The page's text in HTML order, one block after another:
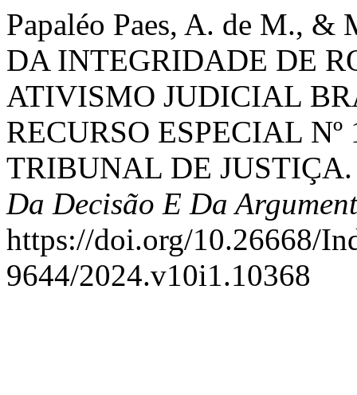
Papaléo Paes, A. de M., &
DA INTEGRIDADE DE
ATIVISMO JUDICIAL
RECURSO ESPECIAL
TRIBUNAL DE
Da Decisão E Da
https://doi.org/10.26668/
9644/2024.v10i1.10368